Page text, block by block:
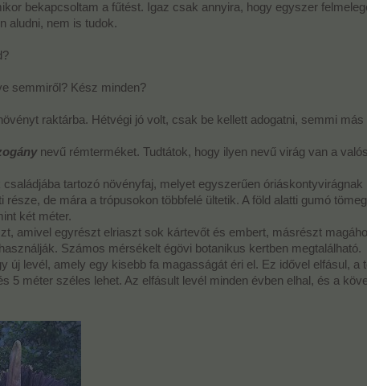
bekapcsoltam a fűtést. Igaz csak annyira, hogy egyszer
aludni, nem is tudok.
semmiről? Kész minden?
raktárba. Hétvégi jó volt, csak be kellett adogatni, semmi
nevű rémterméket. Tudtátok, hogy ilyen nevű virág van a
tartozó növényfaj, melyet egyszerűen óriáskontyvirágnak
része, de mára a trópusokon többfelé ültetik. A föld alatti gumó
két méter.
amivel egyrészt elriaszt sok kártevőt és embert, másrészt
Számos mérsékelt égövi botanikus kertben megtalálható.
új levél, amely egy kisebb fa magasságát éri el. Ez idővel elfásul,
5 méter széles lehet. Az elfásult levél minden évben elhal, és a